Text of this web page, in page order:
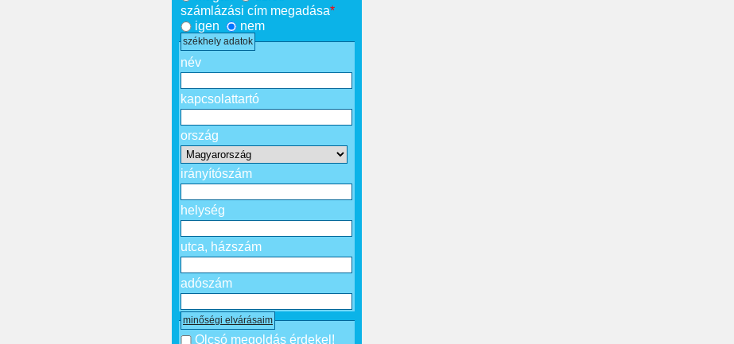
számlázási cím megadása*
igen
nem
székhely adatok
név
kapcsolattartó
ország
irányítószám
helység
utca, házszám
adószám
minőségi elvárásaim
Olcsó megoldás érdekel!